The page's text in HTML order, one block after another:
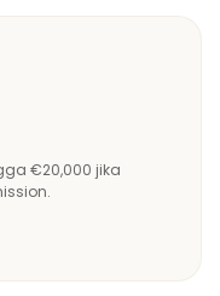
€20,000 jika